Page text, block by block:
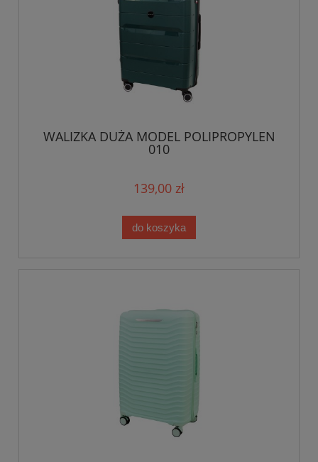
WALIZKA DUŻA MODEL POLIPROPYLEN
010
139,00 zł
do koszyka